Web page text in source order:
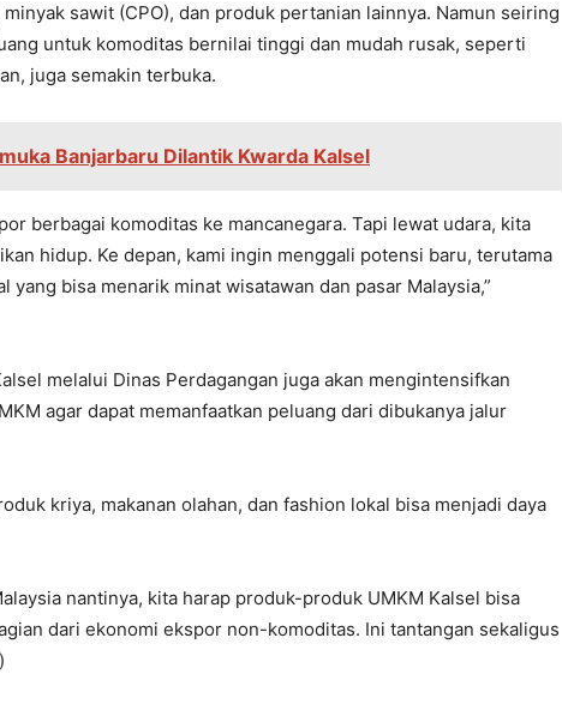
sawit (CPO), dan produk pertanian lainnya. Namun seiring
untuk komoditas bernilai tinggi dan mudah rusak, seperti
juga semakin terbuka.
Banjarbaru Dilantik Kwarda Kalsel
berbagai komoditas ke mancanegara. Tapi lewat udara, kita
hidup. Ke depan, kami ingin menggali potensi baru, terutama
yang bisa menarik minat wisatawan dan pasar Malaysia,”
melalui Dinas Perdagangan juga akan mengintensifkan
agar dapat memanfaatkan peluang dari dibukanya jalur
kriya, makanan olahan, dan fashion lokal bisa menjadi daya
nantinya, kita harap produk-produk UMKM Kalsel bisa
dari ekonomi ekspor non-komoditas. Ini tantangan sekaligus